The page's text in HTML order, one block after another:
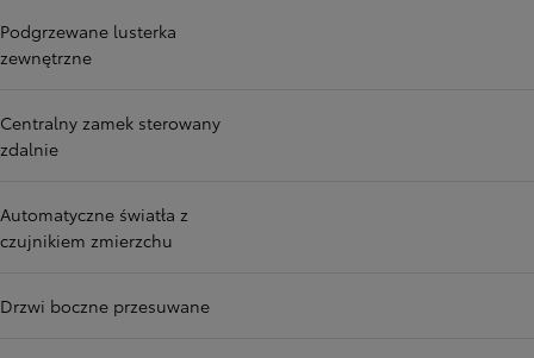
Podgrzewane lusterka
zewnętrzne
Centralny zamek sterowany
zdalnie
Automatyczne światła z
czujnikiem zmierzchu
Drzwi boczne przesuwane